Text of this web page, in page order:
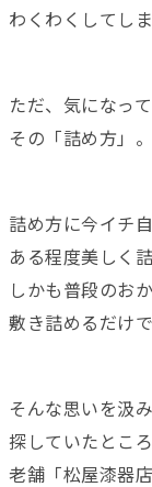
わくわくしてしま
ただ、気になっ
その「詰め方」。
詰め方に今イチ
ある程度美しく
しかも普段のお
敷き詰めるだけ
そんな思いを汲
探していたとこ
老舗「松屋漆器